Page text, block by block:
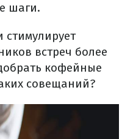
шаги.
стимулирует
встреч более
кофейные
совещаний?